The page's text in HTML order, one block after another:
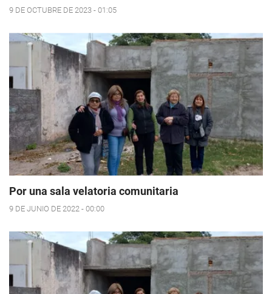
9 DE OCTUBRE DE 2023 - 01:05
Por una sala velatoria comunitaria
9 DE JUNIO DE 2022 - 00:00